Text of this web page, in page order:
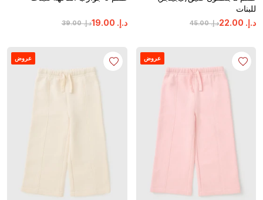
للبنات
د.إ.‏
45.00 د.إ. 22.00 د.إ.‏
39.00 د.إ. 19.00
عروض عروض